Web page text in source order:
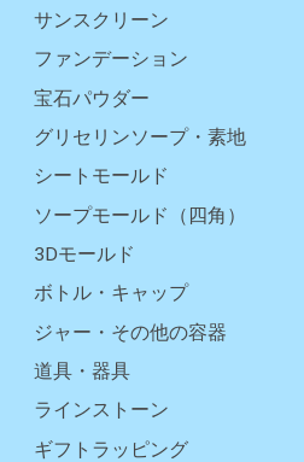
サンスクリーン
ファンデーション
宝石パウダー
グリセリンソープ・素地
シートモールド
ソープモールド（四角）
3Dモールド
ボトル・キャップ
ジャー・その他の容器
道具・器具
ラインストーン
ギフトラッピング